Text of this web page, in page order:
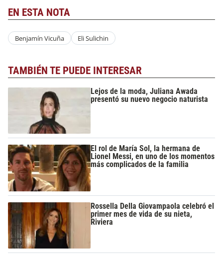
EN ESTA NOTA
Benjamín Vicuña Eli Sulichin
TAMBIÉN TE PUEDE INTERESAR
Lejos de la moda, Juliana Awada
presentó su nuevo negocio naturista
El rol de María Sol, la hermana de
Lionel Messi, en uno de los momentos
más complicados de la familia
Rossella Della Giovampaola celebró el
primer mes de vida de su nieta,
Riviera